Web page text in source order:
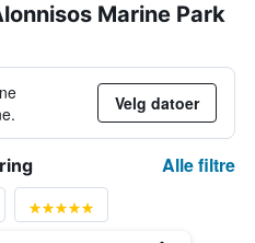
Marine Park
Velg datoer
Alle filtre